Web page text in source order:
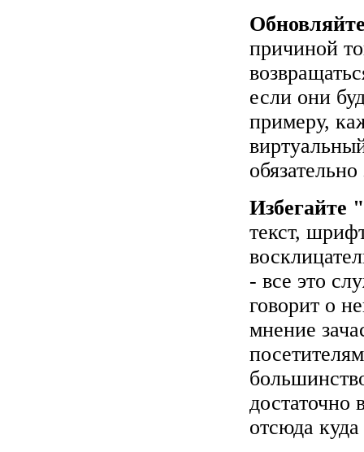
причиной
если они
примеру,
Избегайте
текст,
- все это
говорит о
мнение
достаточно
отсюда куда